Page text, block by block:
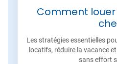
Comment
Les stratégies essentielles
locatifs, réduire la vacance
sans effort